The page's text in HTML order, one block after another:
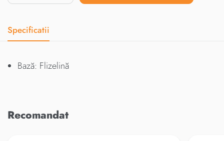
Specificatii
Bază: Flizelină
Recomandat